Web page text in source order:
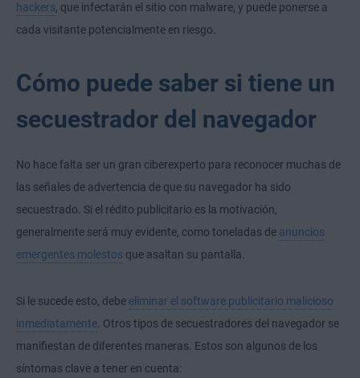
hackers, que infectarán el sitio con malware, y puede ponerse a
cada visitante potencialmente en riesgo.
Cómo puede saber si tiene un
secuestrador del navegador
No hace falta ser un gran ciberexperto para reconocer muchas de
las señales de advertencia de que su navegador ha sido
secuestrado. Si el rédito publicitario es la motivación,
generalmente será muy evidente, como toneladas de anuncios
emergentes molestos que asaltan su pantalla.
Si le sucede esto, debe eliminar el software publicitario malicioso
inmediatamente. Otros tipos de secuestradores del navegador se
manifiestan de diferentes maneras. Estos son algunos de los
síntomas clave a tener en cuenta: